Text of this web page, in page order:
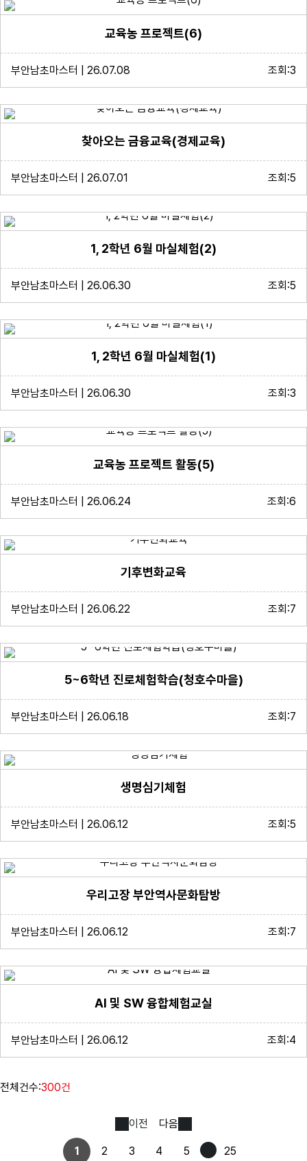
교육농 프로젝트(6)
부안남초마스터 | 26.07.08 조회:3
찾아오는 금융교육(경제교육)
부안남초마스터 | 26.07.01 조회:5
1, 2학년 6월 마실체험(2)
부안남초마스터 | 26.06.30 조회:5
1, 2학년 6월 마실체험(1)
부안남초마스터 | 26.06.30 조회:3
교육농 프로젝트 활동(5)
부안남초마스터 | 26.06.24 조회:6
기후변화교육
부안남초마스터 | 26.06.22 조회:7
5~6학년 진로체험학습(청호수마을)
부안남초마스터 | 26.06.18 조회:7
생명심기체험
부안남초마스터 | 26.06.12 조회:5
우리고장 부안역사문화탐방
부안남초마스터 | 26.06.12 조회:7
AI 및 SW 융합체험교실
부안남초마스터 | 26.06.12 조회:4
전체건수:300건
이전
1 2 3 4 5 25
다음